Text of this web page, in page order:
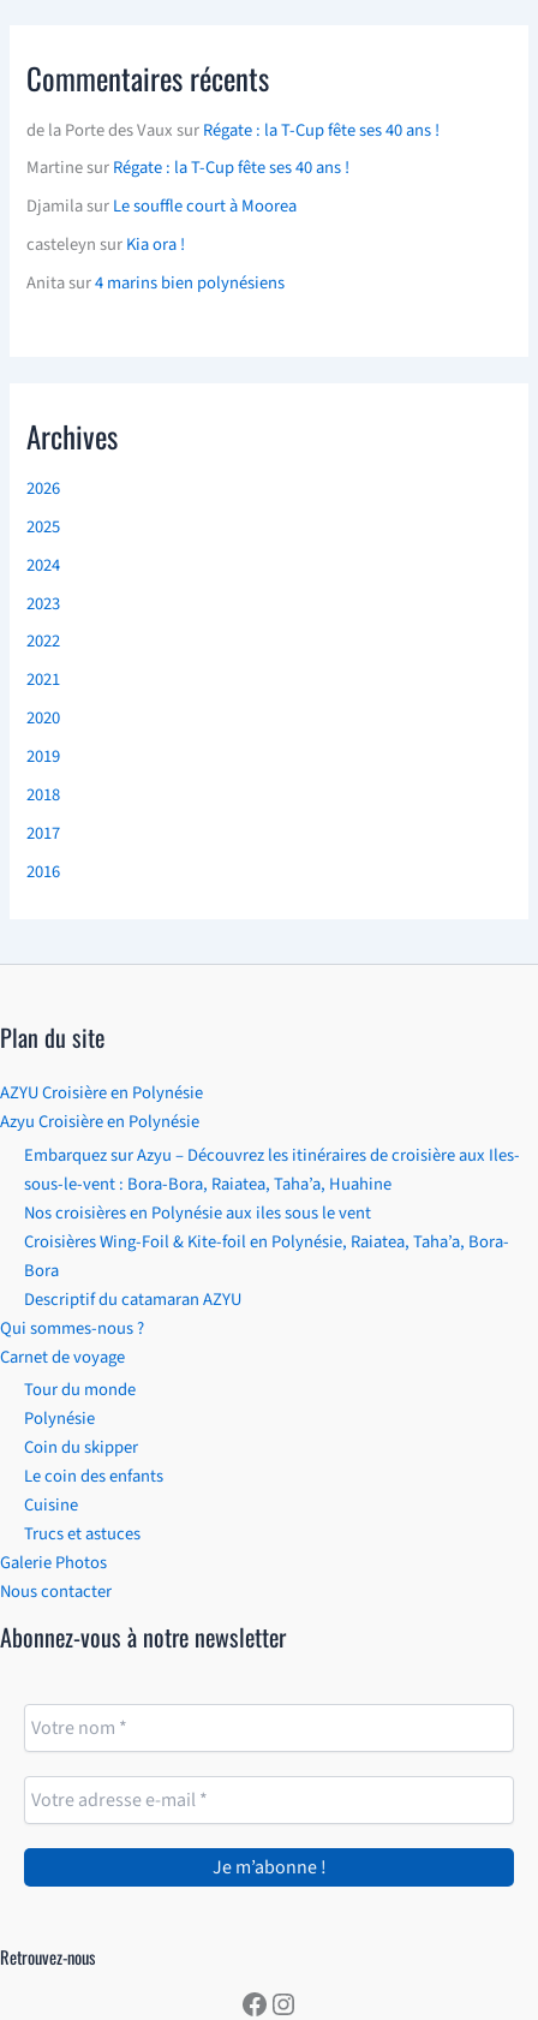
Commentaires récents
de la Porte des VauxsurRégate : la T-Cup fête ses 40 ans !
MartinesurRégate : la T-Cup fête ses 40 ans !
DjamilasurLe souffle court à Moorea
casteleynsurKia ora !
Anitasur4 marins bien polynésiens
Archives
2026
2025
2024
2023
2022
2021
2020
2019
2018
2017
2016
Plan du site
AZYU Croisière en Polynésie
Azyu Croisière en Polynésie
Embarquez sur Azyu – Découvrez les itinéraires de croisière aux Iles-
sous-le-vent : Bora-Bora, Raiatea, Taha’a, Huahine
Nos croisières en Polynésie aux iles sous le vent
Croisières Wing-Foil & Kite-foil en Polynésie, Raiatea, Taha’a, Bora-
Bora
Descriptif du catamaran AZYU
Qui sommes-nous ?
Carnet de voyage
Tour du monde
Polynésie
Coin du skipper
Le coin des enfants
Cuisine
Trucs et astuces
Galerie Photos
Nous contacter
Abonnez-vous à notre newsletter
Retrouvez-nous
Facebook
Instagram